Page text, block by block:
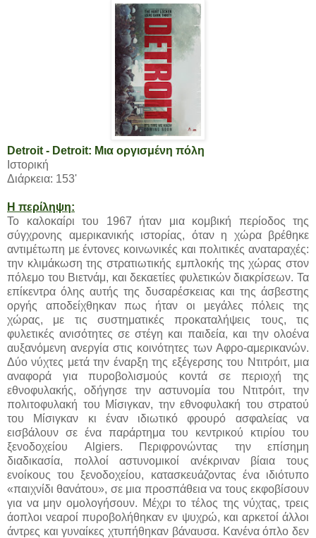
Detroit - Detroit: Μια οργισμένη πόλη
Ιστορική
Διάρκεια: 153'
Η περίληψη:
Το καλοκαίρι του 1967 ήταν μια κομβική περίοδος της
σύγχρονης αμερικανικής ιστορίας, όταν η χώρα βρέθηκε
αντιμέτωπη με έντονες κοινωνικές και πολιτικές αναταραχές:
την κλιμάκωση της στρατιωτικής εμπλοκής της χώρας στον
πόλεμο του Βιετνάμ, και δεκαετίες φυλετικών διακρίσεων. Τα
επίκεντρα όλης αυτής της δυσαρέσκειας και της άσβεστης
οργής αποδείχθηκαν πως ήταν οι μεγάλες πόλεις της
χώρας, με τις συστηματικές προκαταλήψεις τους, τις
φυλετικές ανισότητες σε στέγη και παιδεία, και την ολοένα
αυξανόμενη ανεργία στις κοινότητες των Αφρο-αμερικανών.
Δύο νύχτες μετά την έναρξη της εξέγερσης του Ντιτρόιτ, μια
αναφορά για πυροβολισμούς κοντά σε περιοχή της
εθνοφυλακής, οδήγησε την αστυνομία του Ντιτρόιτ, την
πολιτοφυλακή του Μίσιγκαν, την εθνοφυλακή του στρατού
του Μίσιγκαν κι έναν ιδιωτικό φρουρό ασφαλείας να
εισβάλουν σε ένα παράρτημα του κεντρικού κτιρίου του
ξενοδοχείου Algiers. Περιφρονώντας την επίσημη
διαδικασία, πολλοί αστυνομικοί ανέκριναν βίαια τους
ενοίκους του ξενοδοχείου, κατασκευάζοντας ένα ιδιότυπο
«παιχνίδι θανάτου», σε μια προσπάθεια να τους εκφοβίσουν
για να μην ομολογήσουν. Μέχρι το τέλος της νύχτας, τρεις
άοπλοι νεαροί πυροβολήθηκαν εν ψυχρώ, και αρκετοί άλλοι
άντρες και γυναίκες χτυπήθηκαν βάναυσα. Κανένα όπλο δεν